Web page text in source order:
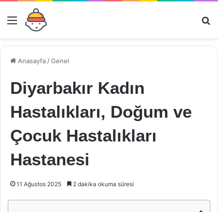
Menü
Anasayfa /Genel
Diyarbakır Kadın
Hastalıkları, Doğum ve
Çocuk Hastalıkları
Hastanesi
11 Ağustos 2025 2 dakika okuma süresi